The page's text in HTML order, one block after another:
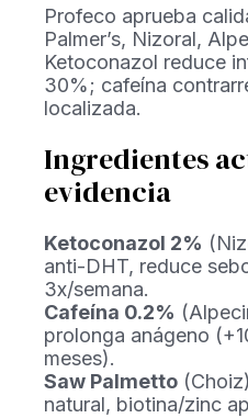
Profeco aprueba
Palmer’s, Nizoral,
Ketoconazol reduce
30%; cafeína
localizada.
Ingredientes
evidencia
Ketoconazol 2%
anti-DHT, reduce
3x/semana.
Cafeína 0.2%
prolonga anágeno
meses).
Saw Palmetto
natural, biotina/zinc